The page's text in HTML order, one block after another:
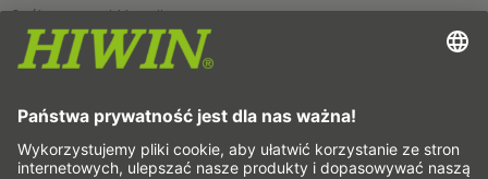
Ogólne warunki handlowe
Wyłączenie odpowiedzialności
Whistleblower system
Osie liniowe & systemy osi liniowych
Osie precyzyjne & Systemy precyzyjne